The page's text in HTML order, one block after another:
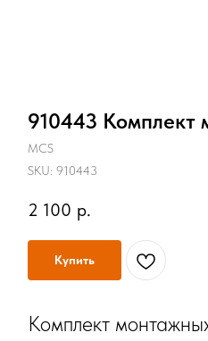
910443 Комплект
MCS
SKU: 910443
2 100 р.
Купить
Комплект